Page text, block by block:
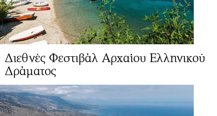
Διεθνές Φεστιβάλ Αρχαίου Ελληνικού
Δράματος